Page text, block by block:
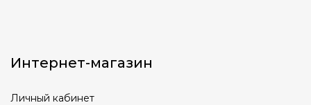
Интернет-магазин
Личный кабинет